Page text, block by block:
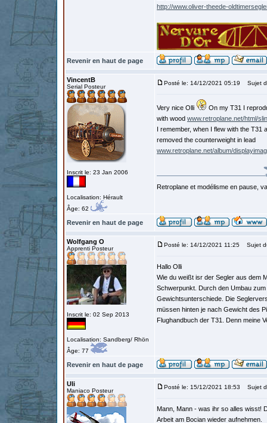
http://www.oliver-theede-
Revenir en haut de page
VincentB
Serial Posteur
Inscrit le: 23 Jan 2006
Localisation: Hérault
Âge: 62
Posté le: 14/12/2021 05:19 Sujet
Very nice Olli
On my T31 I
with wood www.retroplane.net/html/
I remember, when I flew with the T31
removed the counterweight in lead
www.retroplane.net/album/
Retroplane et modélisme en pause,
Revenir en haut de page
Wolfgang O
Apprenti Posteur
Inscrit le: 02 Sep 2013
Localisation: Sandberg/ Rhön
Âge: 77
Posté le: 14/12/2021 11:25 Sujet
Hallo Olli
Wie du weißt isr der Segler aus dem
Schwerpunkt. Durch den Umbau
Gewichtsunterschiede. Die
müssen hinten je nach Gewicht des
Flughandbuch der T31. Denn meine
Revenir en haut de page
Uli
Maniaco Posteur
Posté le: 15/12/2021 18:53 Sujet
Mann, Mann - was ihr so alles wisst!
Arbeit am Bocian wieder aufnehmen.